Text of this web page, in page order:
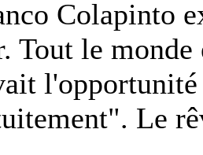
Colapinto
Tout le
l'opportunité
Le